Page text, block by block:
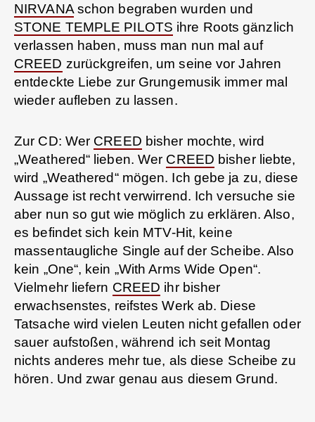
NIRVANAschon begraben wurden und
STONE TEMPLE PILOTS ihre Roots gänzlich
verlassen haben, muss man nun mal auf
CREED zurückgreifen, um seine vor Jahren
entdeckte Liebe zur Grungemusik immer mal
wieder aufleben zu lassen.
Zur CD: Wer CREED bisher mochte, wird
„Weathered“ lieben. Wer CREED bisher liebte,
wird „Weathered“ mögen. Ich gebe ja zu, diese
Aussage ist recht verwirrend. Ich versuche sie
aber nun so gut wie möglich zu erklären. Also,
es befindet sich kein MTV-Hit, keine
massentaugliche Single auf der Scheibe. Also
kein „One“, kein „With Arms Wide Open“.
Vielmehr liefern CREED ihr bisher
erwachsenstes, reifstes Werk ab. Diese
Tatsache wird vielen Leuten nicht gefallen oder
sauer aufstoßen, während ich seit Montag
nichts anderes mehr tue, als diese Scheibe zu
hören. Und zwar genau aus diesem Grund.